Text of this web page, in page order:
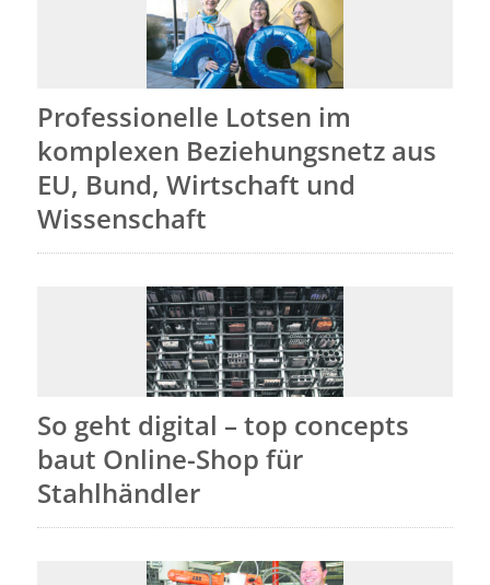
Professionelle Lotsen im
komplexen Beziehungsnetz aus
EU, Bund, Wirtschaft und
Wissenschaft
So geht digital – top concepts
baut Online-Shop für
Stahlhändler